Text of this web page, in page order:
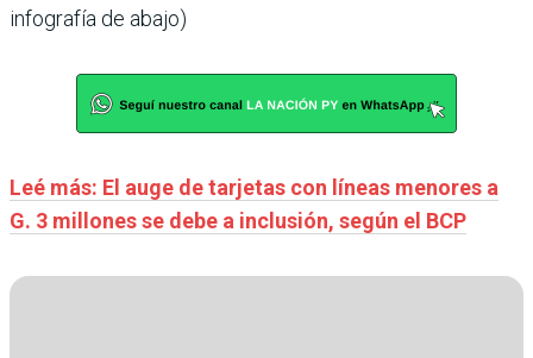
infografía de abajo)
Leé más: El auge de tarjetas con líneas menores a
G. 3 millones se debe a inclusión, según el BCP